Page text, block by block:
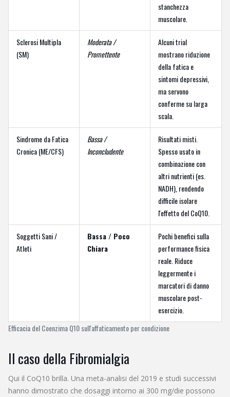
Efficacia del Coenzima Q10 sull'affaticamento per condizione
stanchezza
muscolare.
Sclerosi Multipla
(SM)
Moderata /
Promettente
Alcuni trial
mostrano riduzione
della fatica e
sintomi depressivi,
ma servono
conferme su larga
scala.
Sindrome da Fatica
Cronica (ME/CFS)
Bassa /
Inconcludente
Risultati misti.
Spesso usato in
combinazione con
altri nutrienti (es.
NADH), rendendo
difficile isolare
l'effetto del CoQ10.
Soggetti Sani /
Atleti
Bassa / Poco
Chiara
Pochi benefici sulla
performance fisica
reale. Riduce
leggermente i
marcatori di danno
muscolare post-
esercizio.
Il caso della Fibromialgia
Qui il CoQ10 brilla. Una meta-analisi del 2019 e studi successivi
hanno dimostrato che dosaggi intorno ai 300 mg/die possono